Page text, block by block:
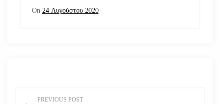
On 24 Αυγούστου 2020
PREVIOUS POST